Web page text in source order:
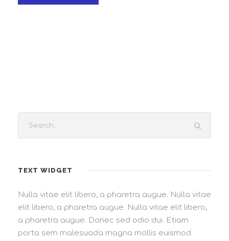
TEXT WIDGET
Nulla vitae elit libero, a pharetra augue. Nulla vitae
elit libero, a pharetra augue. Nulla vitae elit libero,
a pharetra augue. Donec sed odio dui. Etiam
porta sem malesuada magna mollis euismod.